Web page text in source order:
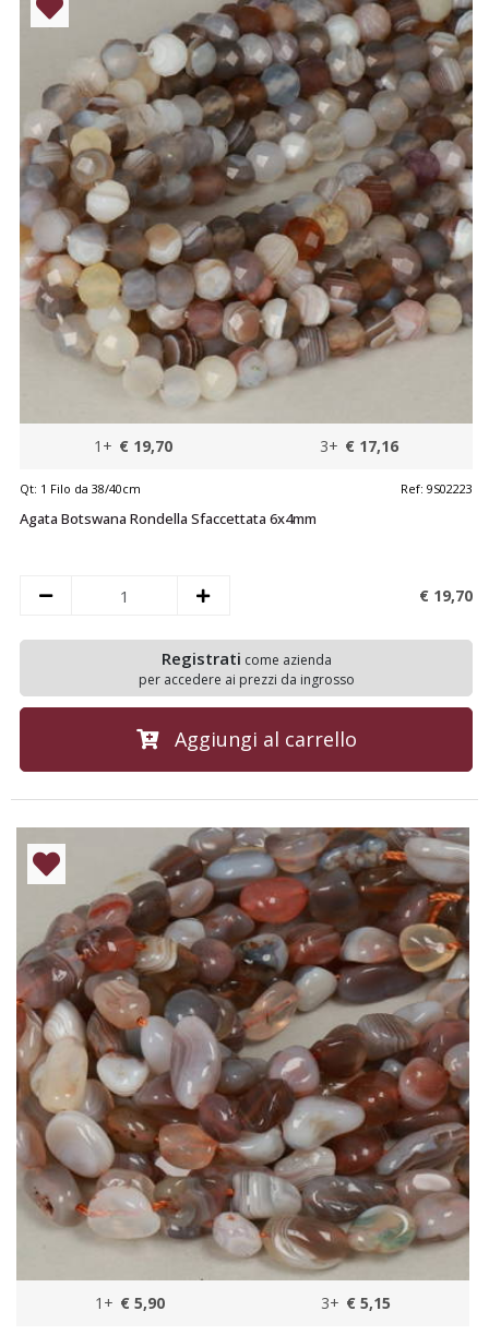
1+ € 19,70 3+ € 17,16
Qt: 1 Filo da 38/40cm Ref: 9S02223
Agata Botswana Rondella Sfaccettata 6x4mm
€ 19,70
Registrati come azienda
per accedere ai prezzi da ingrosso
Aggiungi al carrello
1+ € 5,90 3+ € 5,15